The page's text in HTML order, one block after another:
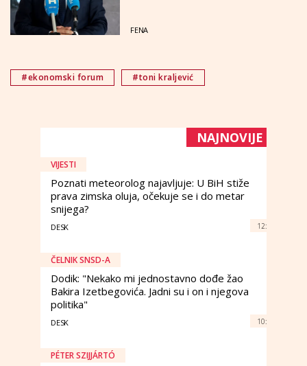
FENA
#ekonomski forum #toni kraljević
NAJNOVIJE
VIJESTI
Poznati meteorolog najavljuje: U BiH stiže
prava zimska oluja, očekuje se i do metar
snijega?
DESK 12:
ČELNIK SNSD-A
Dodik: "Nekako mi jednostavno dođe žao
Bakira Izetbegovića. Jadni su i on i njegova
politika"
DESK 10:
PÉTER SZIJJÁRTÓ